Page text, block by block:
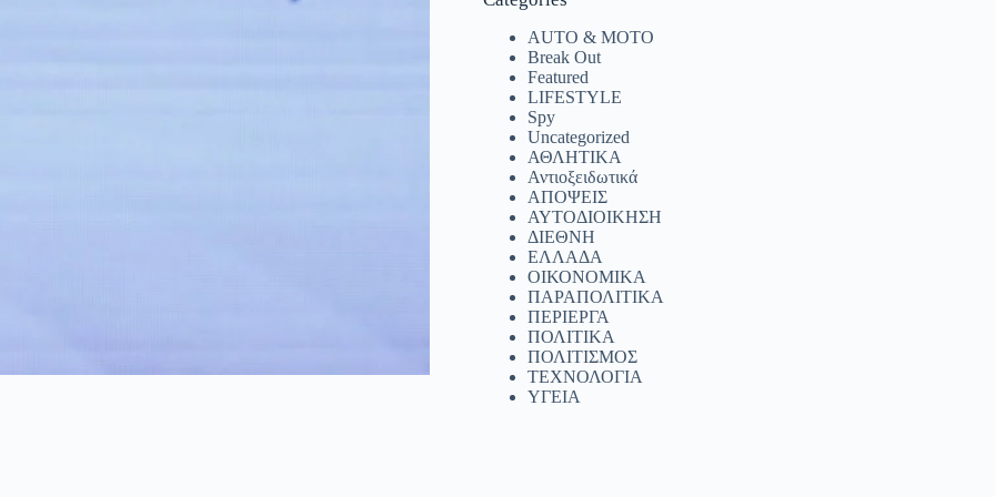
AUTO & MOTO
Break Out
Featured
LIFESTYLE
Spy
Uncategorized
ΑΘΛΗΤΙΚΑ
Αντιοξειδωτικά
ΑΠΟΨΕΙΣ
ΑΥΤΟΔΙΟΙΚΗΣΗ
ΔΙΕΘΝΗ
ΕΛΛΑΔΑ
ΟΙΚΟΝΟΜΙΚΑ
ΠΑΡΑΠΟΛΙΤΙΚΑ
ΠΕΡΙΕΡΓΑ
ΠΟΛΙΤΙΚΑ
ΠΟΛΙΤΙΣΜΟΣ
ΤΕΧΝΟΛΟΓΙΑ
ΥΓΕΙΑ